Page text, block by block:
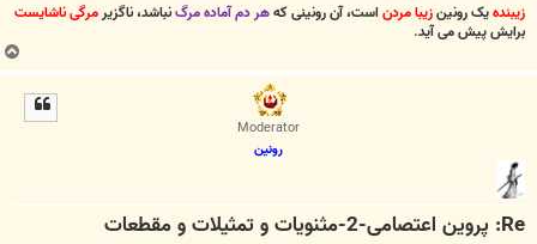
زیبندهیک رونینزیبا مردن است، آن رونینی کههر دم آماده مرگنباشد، ناگزیرمرگی ناشایست
برایش پیش می آید.
Moderator
رونین
Re: پروین اعتصامی-2-مثنویات و تمثیلات و مقطعات